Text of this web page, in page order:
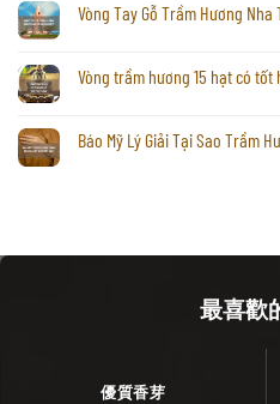
Vòng Tay Gỗ Trầm Hương
Vòng trầm hương 15 hạt có tốt
Báo Mỹ Lý Giải Tại Sao Trầm
最喜歡
優質香芽